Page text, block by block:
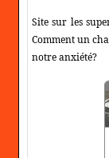
Site sur les
Comment un
notre anxiété?